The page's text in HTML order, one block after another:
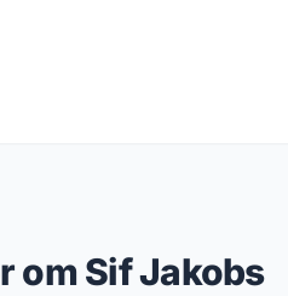
om Sif Jakobs